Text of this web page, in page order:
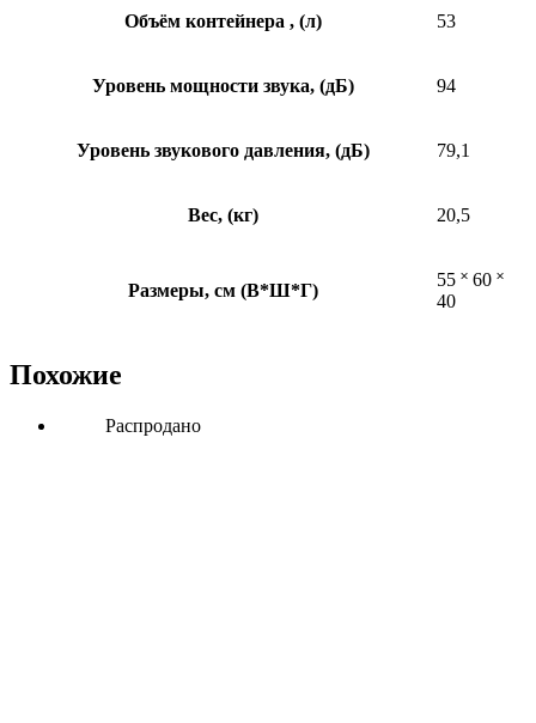
Объём контейнера , (л) 53
Уровень мощности звука, (дБ) 94
Уровень звукового давления, (дБ) 79,1
Вес, (кг) 20,5
Размеры, см (В*Ш*Г)
55 ˟ 60 ˟
40
Похожие
Распродано